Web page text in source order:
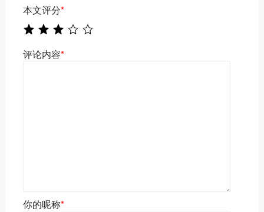
本文评分*
评论内容*
你的昵称*